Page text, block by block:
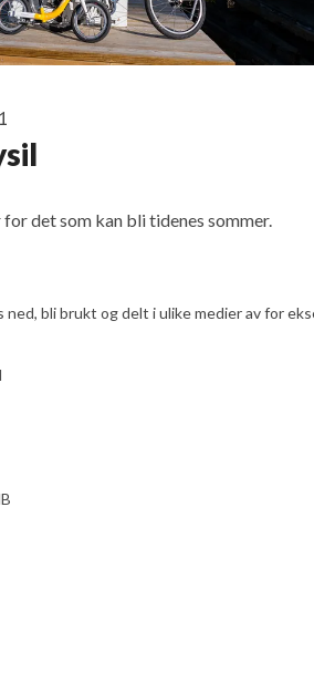
det som kan bli tidenes sommer.
ned, bli brukt og delt i ulike medier av for